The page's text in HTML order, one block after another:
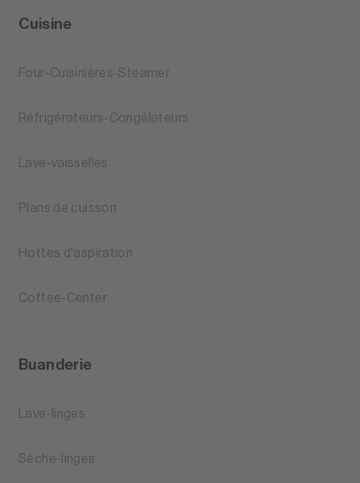
Cuisine
Four-Cuisinières-Steamer
Réfrigérateurs-Congélateurs
Lave-vaisselles
Plans de cuisson
Hottes d'aspiration
Coffee-Center
Buanderie
Lave-linges
Sèche-linges